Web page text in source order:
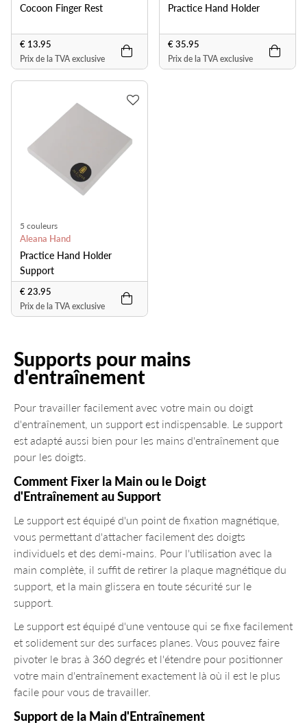
Cocoon Finger Rest
€ 13.95
Prix de la TVA exclusive
Practice Hand Holder
€ 35.95
Prix de la TVA exclusive
5 couleurs
Aleana Hand
Practice Hand Holder
Support
€ 23.95
Prix de la TVA exclusive
Supports pour mains
d'entraînement
Pour travailler facilement avec votre main ou doigt
d'entraînement, un support est indispensable. Le support
est adapté aussi bien pour les mains d'entraînement que
pour les doigts.
Comment Fixer la Main ou le Doigt
d'Entraînement au Support
Le support est équipé d'un point de fixation magnétique,
vous permettant d'attacher facilement des doigts
individuels et des demi-mains. Pour l'utilisation avec la
main complète, il suffit de retirer la plaque magnétique du
support, et la main glissera en toute sécurité sur le
support.
Le support est équipé d'une ventouse qui se fixe facilement
et solidement sur des surfaces planes. Vous pouvez faire
pivoter le bras à 360 degrés et l'étendre pour positionner
votre main d'entraînement exactement là où il est le plus
facile pour vous de travailler.
Support de la Main d'Entraînement